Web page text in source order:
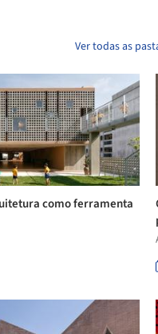
Ver todas as
como ferramenta